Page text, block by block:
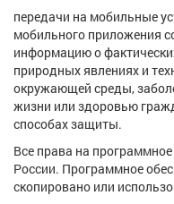
передачи на мобильные
мобильного приложения
информацию о
природных явлениях и
окружающей среды,
жизни или здоровью
способах защиты.
Все права на
России. Программное
скопировано или